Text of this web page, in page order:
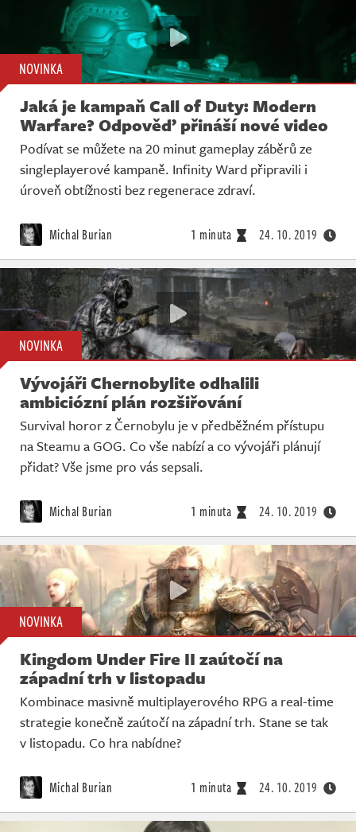
NOVINKA
Jaká je kampaň Call of Duty: Modern
Warfare? Odpověď přináší nové video
Podívat se můžete na 20 minut gameplay záběrů ze
singleplayerové kampaně. Infinity Ward připravili i
úroveň obtížnosti bez regenerace zdraví.
Michal Burian 1 minuta 24. 10. 2019
NOVINKA
Vývojáři Chernobylite odhalili
ambiciózní plán rozšiřování
Survival horor z Černobylu je v předběžném přístupu
na Steamu a GOG. Co vše nabízí a co vývojáři plánují
přidat? Vše jsme pro vás sepsali.
Michal Burian 1 minuta 24. 10. 2019
NOVINKA
Kingdom Under Fire II zaútočí na
západní trh v listopadu
Kombinace masivně multiplayerového RPG a real-time
strategie konečně zaútočí na západní trh. Stane se tak
v listopadu. Co hra nabídne?
Michal Burian 1 minuta 24. 10. 2019